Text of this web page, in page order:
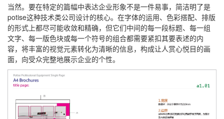
当然。要在特定的篇幅中表达企业形象不是一件易事，简洁明了是
potise这种技术类公司设计的核心。在字体的运用、色彩搭配、排版
的形式上都尽可能收敛和精确，但它们中间的每一段标题、每一组
文字、每一版色块或每一个符号的组合都需要紧扣其要表述的内
容，将丰富的视觉元素转化为清晰的信息，构成让人赏心悦目的画
面，向受众完整地展示企业的个性。